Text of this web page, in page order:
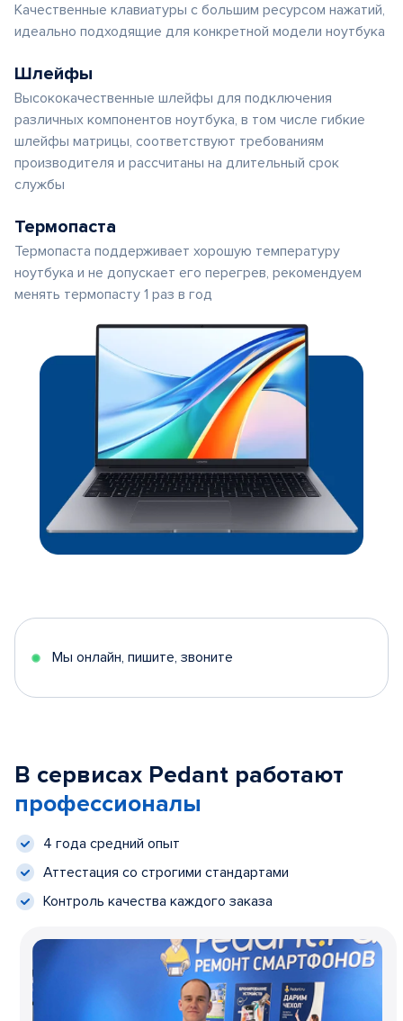
Качественные клавиатуры с большим ресурсом нажатий,
идеально подходящие для конкретной модели ноутбука
Шлейфы
Высококачественные шлейфы для подключения
различных компонентов ноутбука, в том числе гибкие
шлейфы матрицы, соответствуют требованиям
производителя и рассчитаны на длительный срок
службы
Термопаста
Термопаста поддерживает хорошую температуру
ноутбука и не допускает его перегрев, рекомендуем
менять термопасту 1 раз в год
Мы онлайн, пишите, звоните
В сервисах Pedant работают
профессионалы
4 года средний опыт
Аттестация со строгими стандартами
Контроль качества каждого заказа